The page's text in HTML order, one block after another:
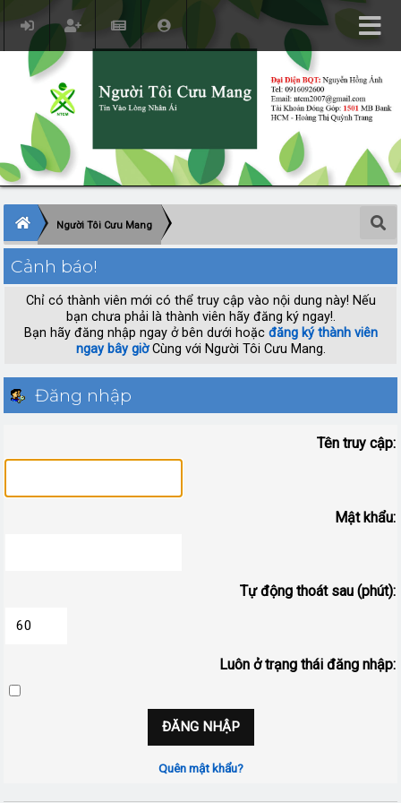
Người Tôi Cưu Mang
Cảnh báo!
Chỉ có thành viên mới có thể truy cập vào nội dung này! Nếu
bạn chưa phải là thành viên hãy đăng ký ngay!.
Bạn hãy đăng nhập ngay ở bên dưới hoặc đăng ký thành viên
ngay bây giờCùng với Người Tôi Cưu Mang.
Đăng nhập
Tên truy cập:
Mật khẩu:
Tự động thoát sau (phút):
Luôn ở trạng thái đăng nhập:
Quên mật khẩu?